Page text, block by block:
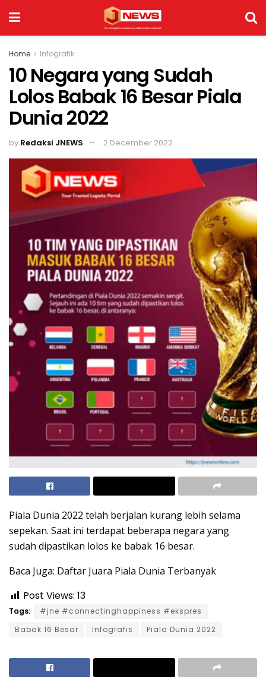
Home Infografik
10 Negara yang Sudah
Lolos Babak 16 Besar Piala
Dunia 2022
by Redaksi JNEWS 2 December 2022
Piala Dunia 2022 telah berjalan kurang lebih selama
sepekan. Saat ini terdapat beberapa negara yang
sudah dipastikan lolos ke babak 16 besar.
Baca Juga: Daftar Juara Piala Dunia Terbanyak
Post Views: 13
Tags:
#jne #connectinghappiness #ekspres
Babak 16 Besar
Infografis Piala Dunia 2022